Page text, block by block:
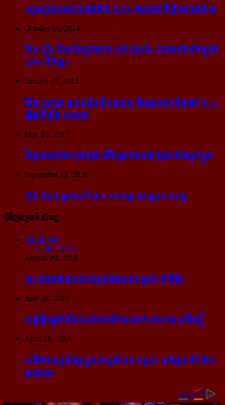
ហ្វេសប៊ុក​នគរបាល​ជាតិ​ថា K01 គ្មាន​តួនាទី​ធ្វើ​ចរាចរណ៍​ទេ
October 16, 2014
កែម ឡី៖ ចិន​នាំ​កម្ពុជា​យក​«កោះ​ត្រល់» ឯ​អាមេរិក​នាំ​កម្ពុជា​
យក​«នីតិរដ្ឋ»
January 07, 2015
ប៉ែន សុវណ្ណ គ្រោង​ប្តឹង​វៀតណាម និង​អ្នក​ពាក់​ព័ន្ធ​ទៅ ICC
រឿង​បំភ្លៃ​ថ្ងៃ ៧​មករា
May 16, 2017
ថៃ​ព្រមាន​បិត​ហ្វេសប៊ុក ជុំ​វិញ​រូបភាព​អាស្រូវ​របស់​ស្ដេច​ខ្លួន
September 13, 2016
ហ៊ុន សែន ព្រមាន​កំទេច​«ពលរដ្ឋ»​ចូលរួម​បាតុកម្ម
ជុំវិញវប្បធម៌ សិល្បៈ
អានពិស្ដារ
20859
August 09, 2018
នេះ ជា​អាគារ​កប់​ពពក​ខ្ពស់​ជាង​គេ​បង្អស់ នៅ​អ៊ឺរ៉ុប
June 06, 2018
ចម្រៀង​ផ្លូវការ​នៃ​បាល់ទាត់​ពិភពលោក ២០១៨ នៅ​រ៉ូស្ស៊ី
April 21, 2018
របាំ​និង​ចម្រៀង​ខ្មែរ​ក្នុង​ទស្សនីយភាព​មួយ នៅ​រដ្ឋធានី​ប៉ារីស​
ល្ងាច​នេះ